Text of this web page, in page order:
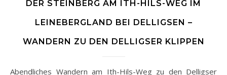
DER STEINBERG AM ITH-HILS-WEG IM
LEINEBERGLAND BEI DELLIGSEN –
WANDERN ZU DEN DELLIGSER KLIPPEN
Abendliches Wandern am Ith-Hils-Weg zu den Delligser